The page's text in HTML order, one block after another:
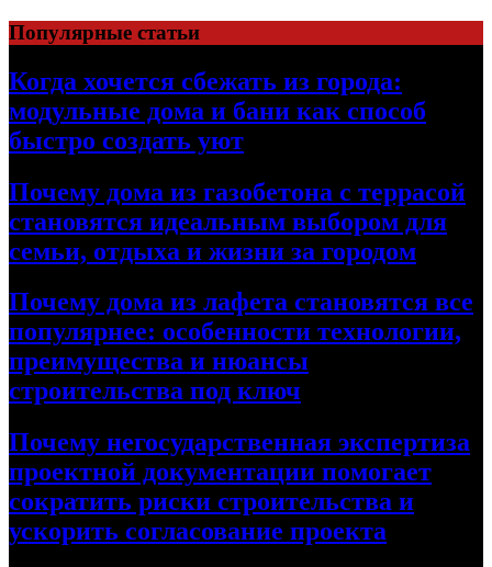
Перейти
к
содержимому
Популярные статьи
Когда хочется сбежать из города:
модульные дома и бани как способ
быстро создать уют
Почему дома из газобетона с террасой
становятся идеальным выбором для
семьи, отдыха и жизни за городом
Почему дома из лафета становятся все
популярнее: особенности технологии,
преимущества и нюансы
строительства под ключ
Почему негосударственная экспертиза
проектной документации помогает
сократить риски строительства и
ускорить согласование проекта